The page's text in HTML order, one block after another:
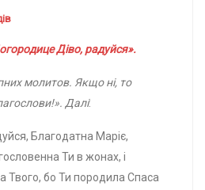
Діво, радуйся».
молитов. Якщо ні, то
Далі:
Благодатна Маріє,
Ти в жонах, і
Твого, бо Ти породила Спаса